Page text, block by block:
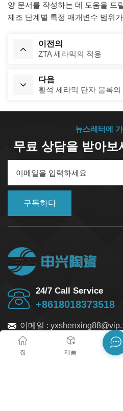
양 문서를 작성하는 데 도움을 드
제조 단계별 특정 매개변수 범위
이전의
ZTA 세라믹의 적용
다음
활석 세라믹 단자 블록의
뉴스레터에
무료 상담을 받아
구독하다
24/7 Call Service
+8618018373518
이메일 :
주소 :
No. 2022, Baoyang
Zone, Yixing City, Wuxi City,
집 제품